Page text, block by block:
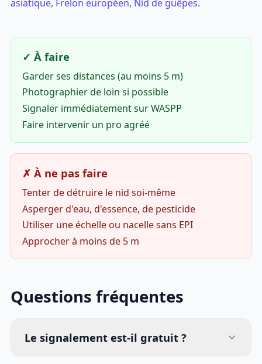
asiatique, Frelon européen, Nid de guêpes.
✓ À faire
Garder ses distances (au moins 5 m)
Photographier de loin si possible
Signaler immédiatement sur WASPP
Faire intervenir un pro agréé
✗ À ne pas faire
Tenter de détruire le nid soi-même
Asperger d'eau, d'essence, de pesticide
Utiliser une échelle ou nacelle sans EPI
Approcher à moins de 5 m
Questions fréquentes
Le signalement est-il gratuit ?